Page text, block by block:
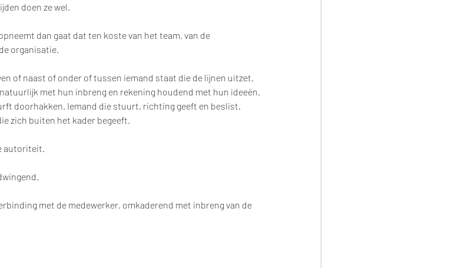
doen ze wel.
dan gaat dat ten koste van het team, van de
organisatie.
of naast of onder of tussen iemand staat die de lijnen uitzet.
met hun inbreng en rekening houdend met hun ideeën.
doorhakken. Iemand die stuurt, richting geeft en beslist.
zich buiten het kader begeeft.
autoriteit.
met de medewerker, omkaderend met inbreng van de